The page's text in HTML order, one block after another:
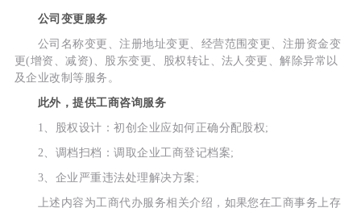
公司变更服务
公司名称变更、注册地址变更、经营范围变更、注册资金变
更(增资、减资)、股东变更、股权转让、法人变更、解除异常以
及企业改制等服务。
此外，提供工商咨询服务
1、股权设计：初创企业应如何正确分配股权;
2、调档扫档：调取企业工商登记档案;
3、企业严重违法处理解决方案;
上述内容为工商代办服务相关介绍，如果您在工商事务上存